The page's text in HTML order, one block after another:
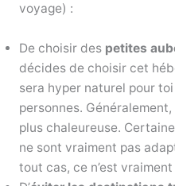
voyage) :
De choisir des petites
décides de choisir cet
sera hyper naturel pour
personnes.
plus chaleureuse.
ne sont vraiment pas
tout cas, ce n’est